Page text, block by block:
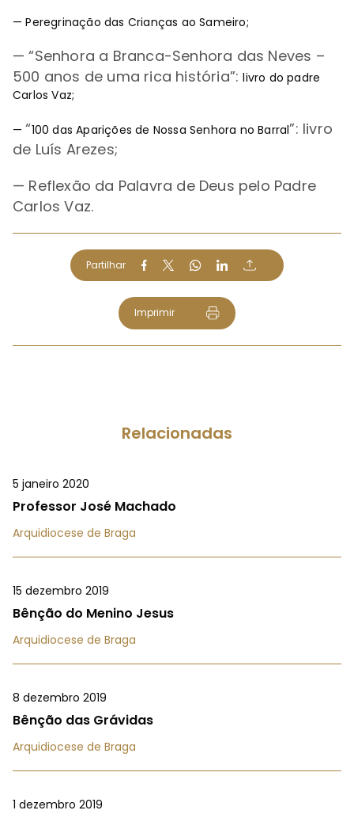
— Peregrinação das Crianças ao Sameiro;
— “Senhora a Branca-Senhora das Neves –
500 anos de uma rica história”:livro do padre
Carlos Vaz;
—“100 das Aparições de Nossa Senhora no Barral”: livro
de Luís Arezes;
— Reflexão da Palavra de Deus pelo Padre
Carlos Vaz.
Partilhar
Imprimir
Relacionadas
5 janeiro 2020
Professor José Machado
Arquidiocese de Braga
15 dezembro 2019
Bênção do Menino Jesus
Arquidiocese de Braga
8 dezembro 2019
Bênção das Grávidas
Arquidiocese de Braga
1 dezembro 2019